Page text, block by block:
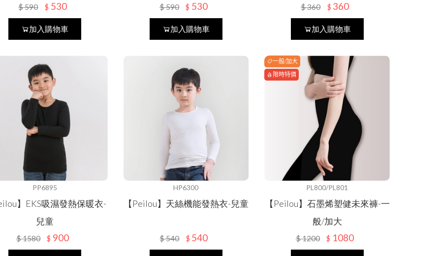
$590 $ 530
加入購物車
$590 $ 530
加入購物車
$360 $ 360
加入購物車
PP6895
】EKS吸濕發熱保暖衣-
兒童
$1580 $ 900
HP6300
【Peilou】天絲機能發熱衣-兒童
$540 $ 540
一般/加大
限時特價
PL800/PL801
【Peilou】石墨烯塑健未來褲-一
般/加大
$1200 $ 1080